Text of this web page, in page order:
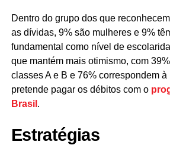
Dentro do grupo dos que
as dívidas, 9% são mulheres e 9%
fundamental como nível de
que mantém mais otimismo, com
classes A e B e 76% correspondem
pretende pagar os débitos com o
Brasil .
Estratégias